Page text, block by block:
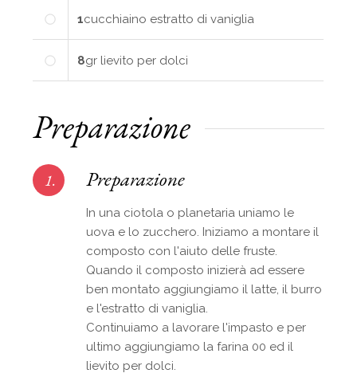
1cucchiaino estratto di vaniglia
8gr lievito per dolci
Preparazione
1. Preparazione
In una ciotola o planetaria uniamo le
uova e lo zucchero. Iniziamo a montare il
composto con l'aiuto delle fruste.
Quando il composto inizierà ad essere
ben montato aggiungiamo il latte, il burro
e l'estratto di vaniglia.
Continuiamo a lavorare l'impasto e per
ultimo aggiungiamo la farina 00 ed il
lievito per dolci.